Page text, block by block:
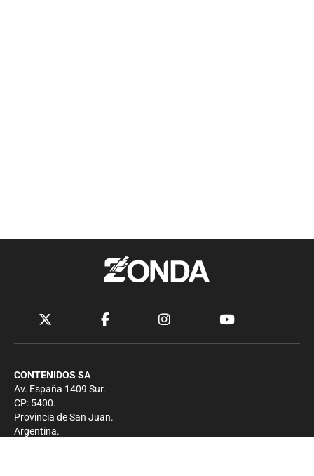
CONTENIDOS SA
Av. España 1409 Sur.
CP: 5400.
Provincia de San Juan.
Argentina.